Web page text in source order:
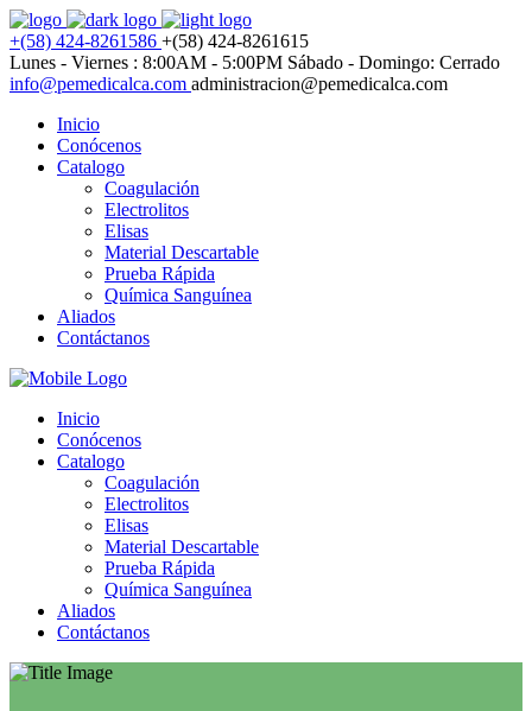
+(58) 424-8261586 +(58) 424-8261615
Lunes - Viernes : 8:00AM - 5:00PM Sábado - Domingo: Cerrado
info@pemedicalca.com administracion@pemedicalca.com
Inicio
Conócenos
Catalogo
Coagulación
Electrolitos
Elisas
Material Descartable
Prueba Rápida
Química Sanguínea
Aliados
Contáctanos
Inicio
Conócenos
Catalogo
Coagulación
Electrolitos
Elisas
Material Descartable
Prueba Rápida
Química Sanguínea
Aliados
Contáctanos